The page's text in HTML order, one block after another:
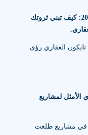
الاستثمار العقاري في مصر 2025: كيف تبني ثروتك
العقاري رؤى
الأمثل لمشاريع
في مشاريع طلعت